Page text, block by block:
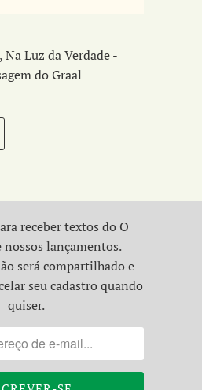
Luz da Verdade -
do Graal
receber textos do O
nossos lançamentos.
será compartilhado e
seu cadastro quando
quiser.